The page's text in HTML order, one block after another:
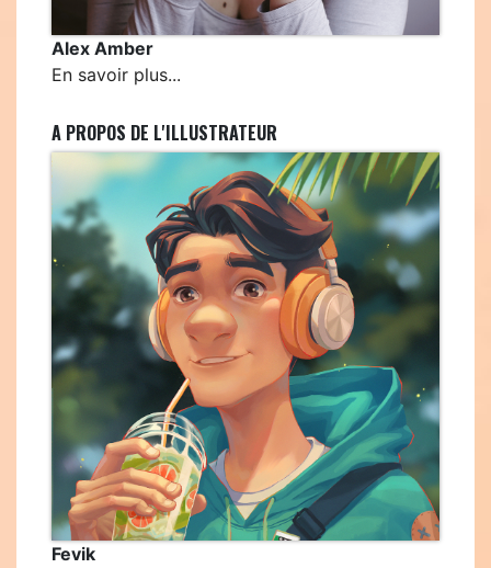
Alex Amber
En savoir plus...
A PROPOS DE L'ILLUSTRATEUR
Fevik